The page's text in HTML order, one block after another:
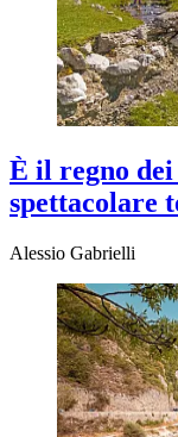
È il regno dei
spettacolare
Alessio Gabrielli